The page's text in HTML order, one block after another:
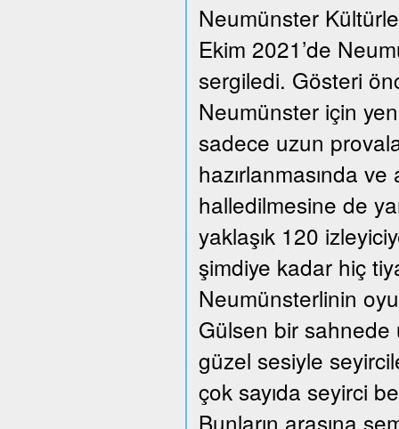
Neumünster
Ekim 2021’de
sergiledi. Gösteri
Neumünster için
sadece uzun
hazırlanmasında
halledilmesine de
yaklaşık 120
şimdiye kadar hiç
Neumünsterlinin
Gülsen bir sahnede
güzel sesiyle
çok sayıda seyirci
Bunların arasına